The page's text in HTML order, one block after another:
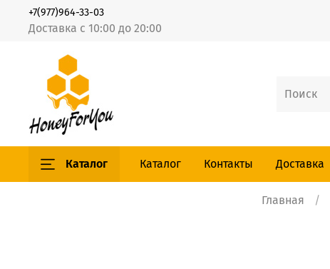
Доставка с 10:00 до 20:00
+7(977)964-33-03
Каталог Каталог Контакты Доставка
Главная